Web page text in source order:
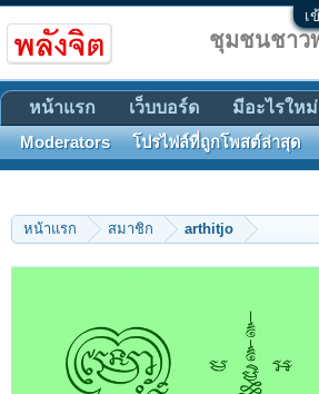
เ
หน้าแรก สมาชิก arthitjo
ชุมชนชาว
หน้าแรก เว็บบอร์ด มีอะไรใหม่
Moderators โปรไฟล์ที่ถูกโพสต์ล่าสุด